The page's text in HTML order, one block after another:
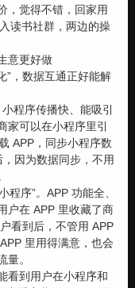
，觉得不错，回家用
读书社群，两边的操
意更好做
”，数据互通正好能解
程序传播快、能吸引
可以在小程序里引
APP，同步小程序数
因为数据同步，不用
序”。APP 功能全、
户在 APP 里收藏了商
看到后，不管用 APP
里用得满意，也会
。
看到用户在小程序和